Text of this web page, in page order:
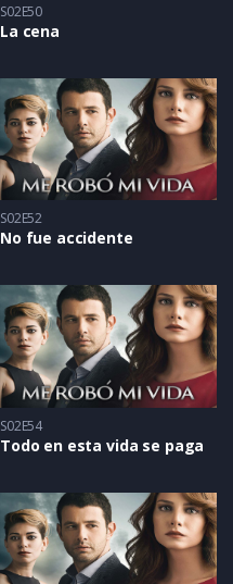
S02E50
La cena
S02E52
No fue accidente
S02E54
Todo en esta vida se paga